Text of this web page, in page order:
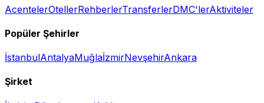
AcentelerOtellerRehberlerTransferlerDMC'lerAktiviteler
Popüler Şehirler
İstanbulAntalyaMuğlaİzmirNevşehirAnkara
Şirket